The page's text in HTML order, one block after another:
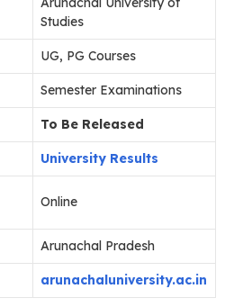
Studies
UG, PG Courses
Semester Examinations
To Be Released
University Results
Online
Arunachal Pradesh
arunachaluniversity.ac.in